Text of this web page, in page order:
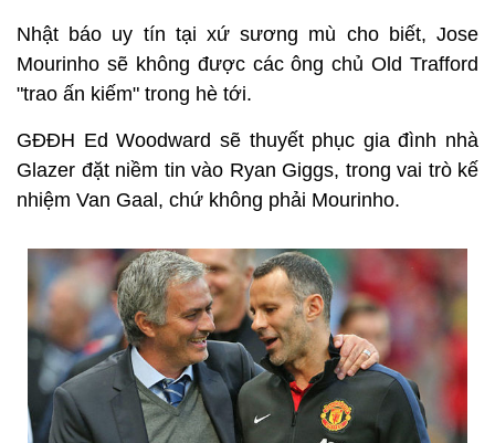
Nhật báo uy tín tại xứ sương mù cho biết, Jose
Mourinho sẽ không được các ông chủ Old Trafford
"trao ấn kiếm" trong hè tới.
GĐĐH Ed Woodward sẽ thuyết phục gia đình nhà
Glazer đặt niềm tin vào Ryan Giggs, trong vai trò kế
nhiệm Van Gaal, chứ không phải Mourinho.